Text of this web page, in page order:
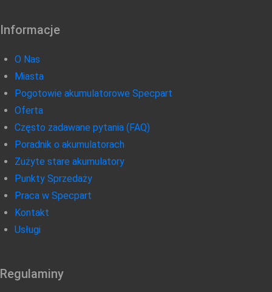
Informacje
O Nas
Miasta
Pogotowie akumulatorowe Specpart
Oferta
Często zadawane pytania (FAQ)
Poradnik o akumulatorach
Zużyte stare akumulatory
Punkty Sprzedaży
Praca w Specpart
Kontakt
Usługi
Regulaminy